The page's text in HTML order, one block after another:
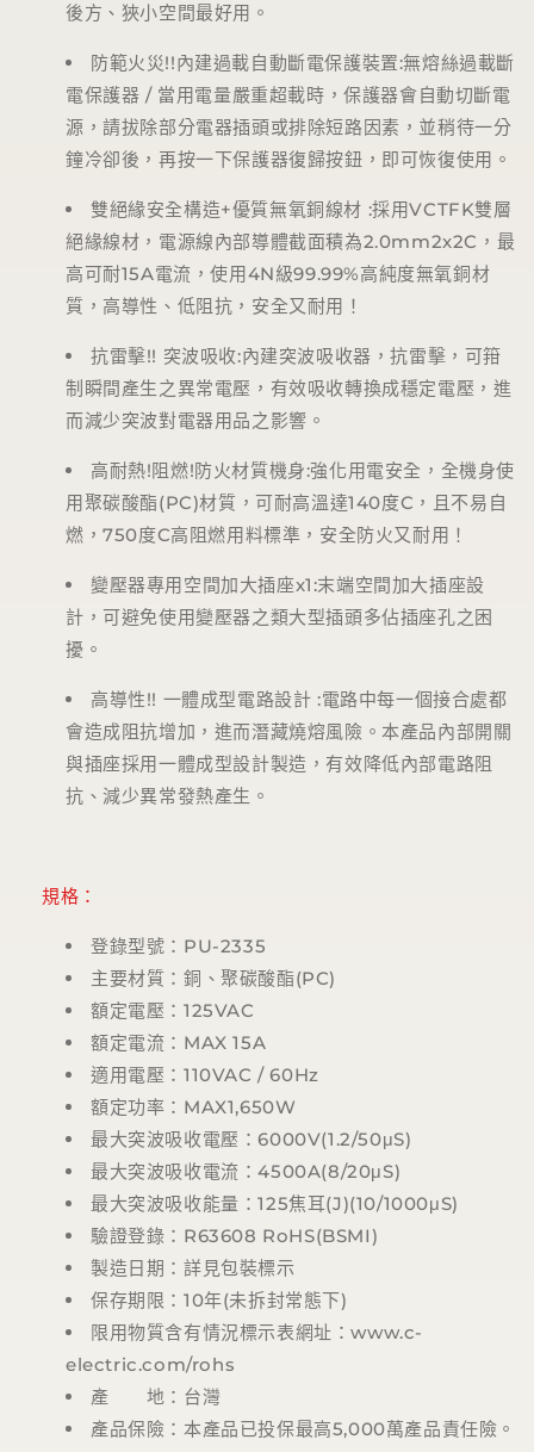
後方、狹小空間最好用。
防範火災!!內建過載自動斷電保護裝置:無熔絲過載斷
電保護器 / 當用電量嚴重超載時，保護器會自動切斷電
源，請拔除部分電器插頭或排除短路因素，並稍待一分
鐘冷卻後，再按一下保護器復歸按鈕，即可恢復使用。
雙絕緣安全構造+優質無氧銅線材 :採用VCTFK雙層
絕緣線材，電源線內部導體截面積為2.0mm2x2C ，最
高可耐15A電流，使用4N級99.99%高純度無氧銅材
質，高導性、低阻抗，安全又耐用！
抗雷擊!! 突波吸收:內建突波吸收器，抗雷擊，可箝
制瞬間產生之異常電壓，有效吸收轉換成穩定電壓，進
而減少突波對電器用品之影響。
高耐熱!阻燃!防火材質機身:強化用電安全，全機身使
用聚碳酸酯(PC)材質，可耐高溫達140度C ，且不易自
燃，750度C高阻燃用料標準，安全防火又耐用！
變壓器專用空間加大插座x1:末端空間加大插座設
計，可避免使用變壓器之類大型插頭多佔插座孔之困
擾。
高導性!! 一體成型電路設計 :電路中每一個接合處都
會造成阻抗增加，進而潛藏燒熔風險。本產品內部開關
與插座採用一體成型設計製造，有效降低內部電路阻
抗、減少異常發熱產生。
規格：
登錄型號： PU-2335
主要材質：銅、聚碳酸酯(PC)
額定電壓： 125VAC
額定電流： MAX 15A
適用電壓： 110VAC / 60Hz
額定功率： MAX1,650W
最大突波吸收電壓：6000V(1.2/50μS)
最大突波吸收電流：4500A(8/20μS)
最大突波吸收能量：125焦耳(J)(10/1000μS)
驗證登錄： R63608 RoHS(BSMI)
製造日期：詳見包裝標示
保存期限： 10年(未拆封常態下)
限用物質含有情況標示表網址：www.c-
electric.com/rohs
產 地：台灣
產品保險：本產品已投保最高5,000萬產品責任險。